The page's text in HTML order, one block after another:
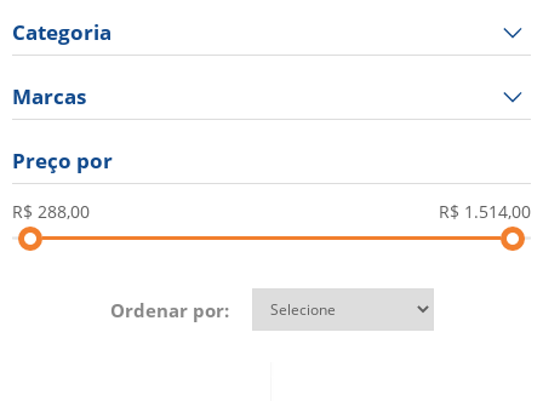
Categoria
Marcas
Preço por
Ordenar por: